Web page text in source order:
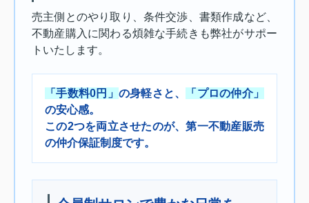
売主側とのやり取り、条件交渉、書類作成など、
不動産購入に関わる煩雑な手続きも弊社がサポー
トいたします。
「手数料0円」 の身軽さと、
「プロの仲介」
の安心感。
この2つを両立させたのが、第一不動産販売
の仲介保証制度です。